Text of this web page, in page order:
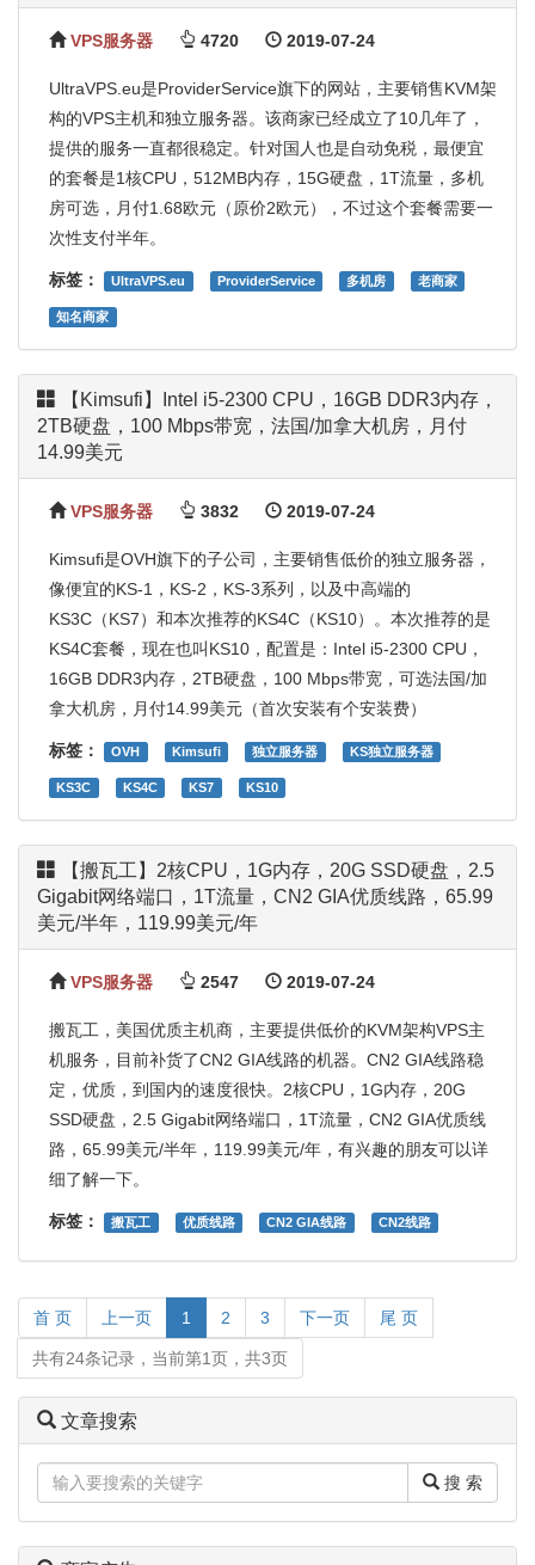
VPS服务器 4720 2019-07-24
UltraVPS.eu是ProviderService旗下的网站，主要销售KVM架
构的VPS主机和独立服务器。该商家已经成立了10几年了，
提供的服务一直都很稳定。针对国人也是自动免税，最便宜
的套餐是1核CPU，512MB内存，15G硬盘，1T流量，多机
房可选，月付1.68欧元（原价2欧元），不过这个套餐需要一
次性支付半年。
标签： UltraVPS.eu ProviderService 多机房 老商家
知名商家
【Kimsufi】Intel i5-2300 CPU，16GB DDR3内存，
2TB硬盘，100 Mbps带宽，法国/加拿大机房，月付
14.99美元
VPS服务器 3832 2019-07-24
Kimsufi是OVH旗下的子公司，主要销售低价的独立服务器，
像便宜的KS-1，KS-2，KS-3系列，以及中高端的
KS3C（KS7）和本次推荐的KS4C（KS10）。本次推荐的是
KS4C套餐，现在也叫KS10，配置是：Intel i5-2300 CPU，
16GB DDR3内存，2TB硬盘，100 Mbps带宽，可选法国/加
拿大机房，月付14.99美元（首次安装有个安装费）
标签： OVH Kimsufi 独立服务器 KS独立服务器
KS3C KS4C KS7 KS10
【搬瓦工】2核CPU，1G内存，20G SSD硬盘，2.5
Gigabit网络端口，1T流量，CN2 GIA优质线路，65.99
美元/半年，119.99美元/年
VPS服务器 2547 2019-07-24
搬瓦工，美国优质主机商，主要提供低价的KVM架构VPS主
机服务，目前补货了CN2 GIA线路的机器。CN2 GIA线路稳
定，优质，到国内的速度很快。2核CPU，1G内存，20G
SSD硬盘，2.5 Gigabit网络端口，1T流量，CN2 GIA优质线
路，65.99美元/半年，119.99美元/年，有兴趣的朋友可以详
细了解一下。
标签： 搬瓦工 优质线路 CN2 GIA线路 CN2线路
首 页 上一页 1 2 3 下一页 尾 页
共有24条记录，当前第1页，共3页
文章搜索
搜 索